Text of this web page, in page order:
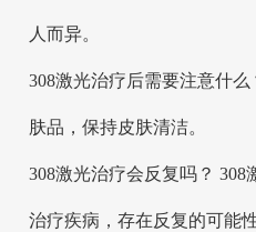
人而异。
308激光治疗后需要注意什
肤品，保持皮肤清洁。
308激光治疗会反复吗？
治疗疾病，存在反复的可能性